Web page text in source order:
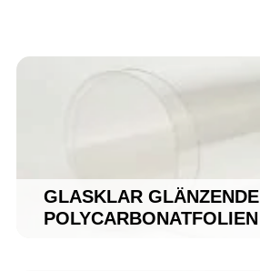
GLASKLAR GLÄNZENDE
POLYCARBONATFOLIEN